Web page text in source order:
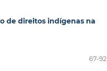
de direitos indígenas na
67-92